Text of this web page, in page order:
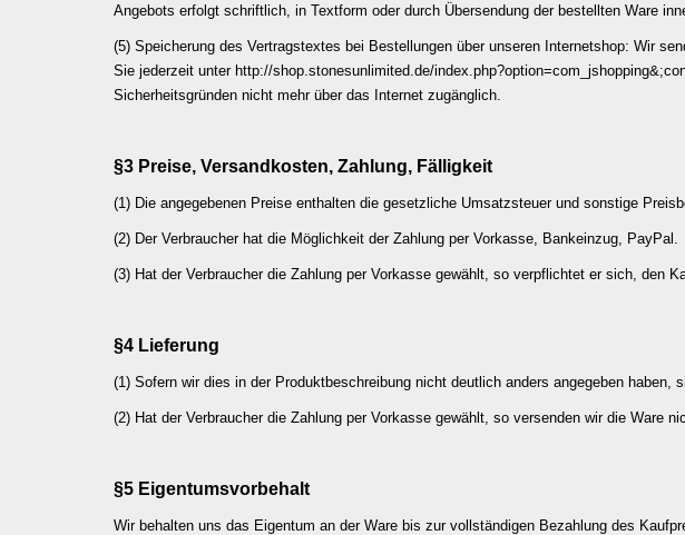
Angebots erfolgt schriftlich, in Textform oder durch Übersendung der bestellten Ware
(5) Speicherung des Vertragstextes bei Bestellungen über unseren Internetshop: Wir
Sie jederzeit unter http://shop.stonesunlimited.de/
Sicherheitsgründen nicht mehr über das Internet zugänglich.
§3 Preise, Versandkosten, Zahlung, Fälligkeit
(1) Die angegebenen Preise enthalten die gesetzliche Umsatzsteuer und sonstige
(2) Der Verbraucher hat die Möglichkeit der Zahlung per Vorkasse, Bankeinzug, PayPal.
(3) Hat der Verbraucher die Zahlung per Vorkasse gewählt, so verpflichtet er sich, den
§4 Lieferung
(1) Sofern wir dies in der Produktbeschreibung nicht deutlich anders angegeben haben,
(2) Hat der Verbraucher die Zahlung per Vorkasse gewählt, so versenden wir die Ware
§5 Eigentumsvorbehalt
Wir behalten uns das Eigentum an der Ware bis zur vollständigen Bezahlung des